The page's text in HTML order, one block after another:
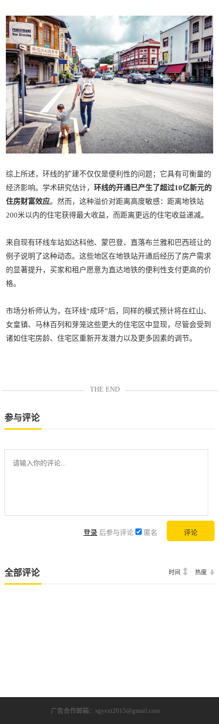
综上所述，环线的扩建不仅仅是便利性的问题；它具有可衡量的
经济影响。学术研究估计，环线的开通已产生了超过10亿新元的
住房财富效应。然而，这种溢价对距离高度敏感：距离地铁站
200米以内的住宅获得最大收益，而距离更远的住宅收益递减。
来自现有环线车站如达科他、蒙巴登、直落布兰雅和巴西班让的
例子说明了这种动态。这些地区在地铁站开通后经历了房产需求
的显著提升，买家和租户愿意为直达地铁的便利性支付更高的价
格。
市场分析师认为，在环线“成环”后，同样的模式预计将在红山、
女皇镇、马林百列和芽笼这些更大的住宅区中显现，尽管会受到
诸如住宅房龄、住宅区重新开发潜力以及更多因素的调节。
THE END
参与评论
登录 后参与评论 匿名
全部评论 时间 热度
广告合作邮箱：sgyezi2015@gmail.com